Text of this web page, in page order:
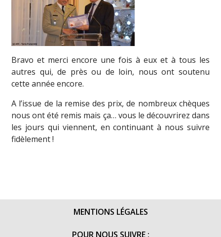
Bravo et merci encore une fois à eux et à tous les
autres qui, de près ou de loin, nous ont soutenu
cette année encore.
A l’issue de la remise des prix, de nombreux chèques
nous ont été remis mais ça… vous le découvrirez dans
les jours qui viennent, en continuant à nous suivre
fidèlement !
MENTIONS LÉGALES
POUR NOUS SUIVRE :